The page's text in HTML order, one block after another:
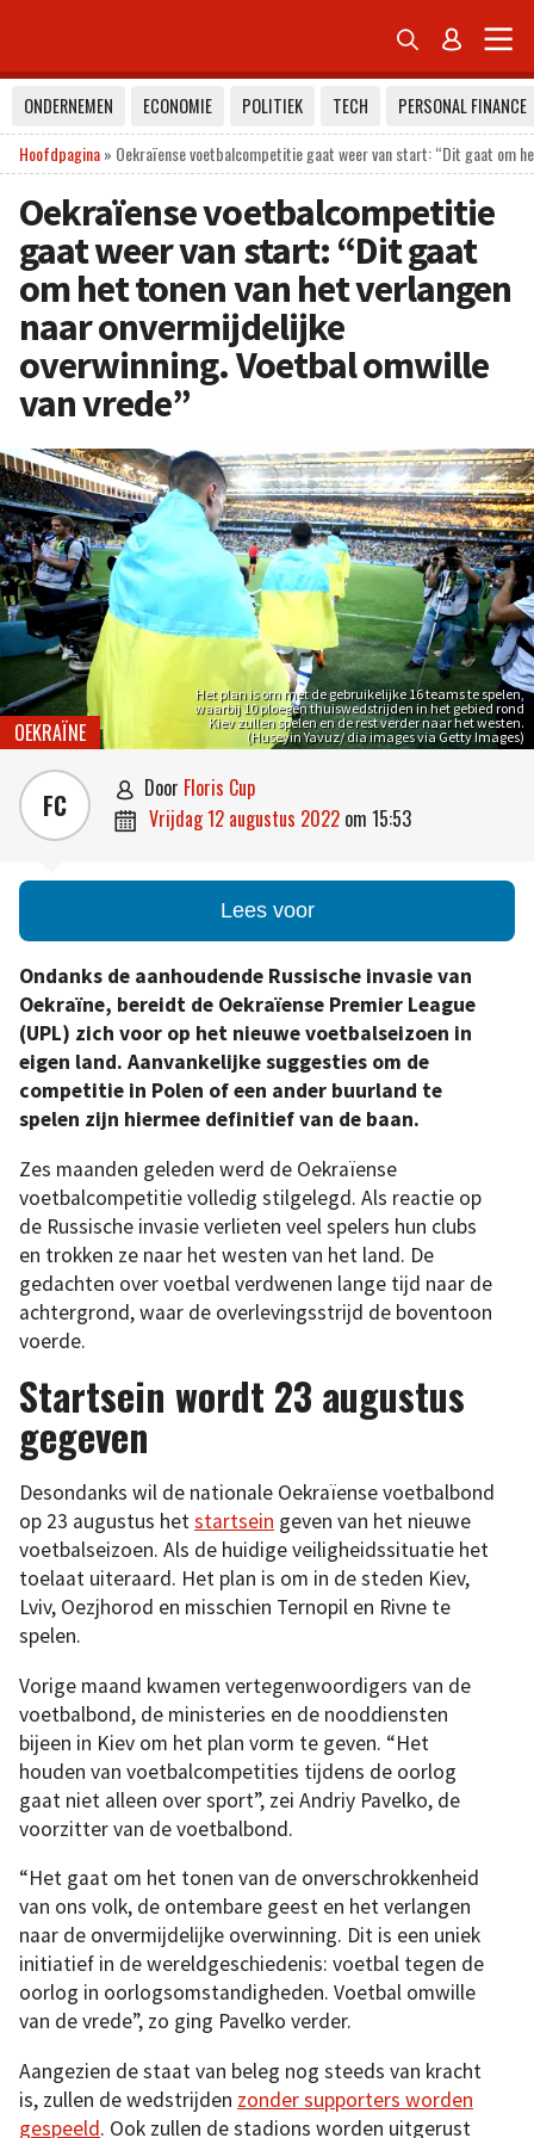
 
ONDERNEMEN ECONOMIE POLITIEK TECH
PERSONAL FINANCE
Hoofdpagina» Oekraïense voetbalcompetitie gaat weer van start: “Dit gaat om
Oekraïense voetbalcompetitie
gaat weer van start: “Dit gaat
om het tonen van het verlangen
naar onvermijdelijke
overwinning. Voetbal omwille
van vrede”
Het plan is om met de gebruikelijke 16 teams te spelen,
waarbij 10 ploegen thuiswedstrijden in het gebied rond
Kiev zullen spelen en de rest verder naar het westen.
(Huseyin Yavuz/ dia images via Getty Images)
OEKRAÏNE
FC  door Floris Cup
 vrijdag 12 augustus 2022 om 15:53
Lees voor
Ondanks de aanhoudende Russische invasie van
Oekraïne, bereidt de Oekraïense Premier League
(UPL) zich voor op het nieuwe voetbalseizoen in
eigen land. Aanvankelijke suggesties om de
competitie in Polen of een ander buurland te
spelen zijn hiermee definitief van de baan.
Zes maanden geleden werd de Oekraïense
voetbalcompetitie volledig stilgelegd. Als reactie op
de Russische invasie verlieten veel spelers hun clubs
en trokken ze naar het westen van het land. De
gedachten over voetbal verdwenen lange tijd naar de
achtergrond, waar de overlevingsstrijd de boventoon
voerde.
Startsein wordt 23 augustus
gegeven
Desondanks wil de nationale Oekraïense voetbalbond
op 23 augustus hetstartsein geven van het nieuwe
voetbalseizoen. Als de huidige veiligheidssituatie het
toelaat uiteraard. Het plan is om in de steden Kiev,
Lviv, Oezjhorod en misschien Ternopil en Rivne te
spelen.
Vorige maand kwamen vertegenwoordigers van de
voetbalbond, de ministeries en de nooddiensten
bijeen in Kiev om het plan vorm te geven. “Het
houden van voetbalcompetities tijdens de oorlog
gaat niet alleen over sport”, zei Andriy Pavelko, de
voorzitter van de voetbalbond.
“Het gaat om het tonen van de onverschrokkenheid
van ons volk, de ontembare geest en het verlangen
naar de onvermijdelijke overwinning. Dit is een uniek
initiatief in de wereldgeschiedenis: voetbal tegen de
oorlog in oorlogsomstandigheden. Voetbal omwille
van de vrede”, zo ging Pavelko verder.
Aangezien de staat van beleg nog steeds van kracht
is, zullen de wedstrijden zonder supporters worden
gespeeld. Ook zullen de stadions worden uitgerust